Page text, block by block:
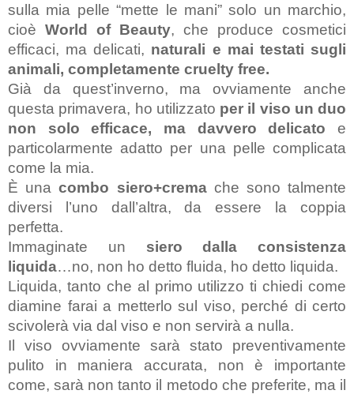
sulla mia pelle “mette le mani” solo un marchio,
cioè World of Beauty, che produce cosmetici
efficaci, ma delicati, naturali e mai testati sugli
animali, completamente cruelty free.
Già da quest’inverno, ma ovviamente anche
questa primavera, ho utilizzato per il viso un duo
non solo efficace, ma davvero delicato e
particolarmente adatto per una pelle complicata
come la mia.
È una combo siero+crema che sono talmente
diversi l’uno dall’altra, da essere la coppia
perfetta.
Immaginate un siero dalla consistenza
liquida…no, non ho detto fluida, ho detto liquida.
Liquida, tanto che al primo utilizzo ti chiedi come
diamine farai a metterlo sul viso, perché di certo
scivolerà via dal viso e non servirà a nulla.
Il viso ovviamente sarà stato preventivamente
pulito in maniera accurata, non è importante
come, sarà non tanto il metodo che preferite, ma il